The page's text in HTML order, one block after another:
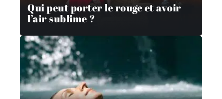
Qui peut porter le rouge et avoir
l’air sublime ?